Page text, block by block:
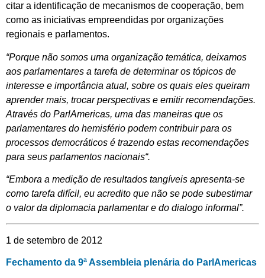
citar a identificação de mecanismos de cooperação, bem
como as iniciativas empreendidas por organizações
regionais e parlamentos.
“Porque não somos uma organização temática, deixamos
aos parlamentares a tarefa de determinar os tópicos de
interesse e importância atual, sobre os quais eles queiram
aprender mais, trocar perspectivas e emitir recomendações.
Através do ParlAmericas, uma das maneiras que os
parlamentares do hemisfério podem contribuir para os
processos democráticos é trazendo estas recomendações
para seus parlamentos nacionais“.
“Embora a medição de resultados tangíveis apresenta-se
como tarefa difícil, eu acredito que não se pode subestimar
o valor da diplomacia parlamentar e do dialogo informal”.
1 de setembro de 2012
Fechamento da 9ª Assembleia plenária do ParlAmericas